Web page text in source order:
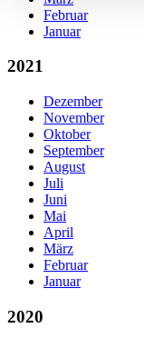
Februar
Januar
2021
Dezember
November
Oktober
September
August
Juli
Juni
Mai
April
März
Februar
Januar
2020